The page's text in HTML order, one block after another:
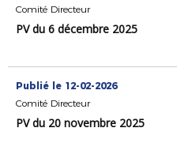
Comité Directeur
PV du 6 décembre 2025
Publié le 12-02-2026
Comité Directeur
PV du 20 novembre 2025